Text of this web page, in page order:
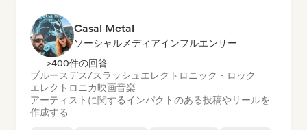
Casal Metal
ソーシャルメディアインフルエンサー
>400件の回答
ブルースデス/スラッシュ エレクトロニック・ロック
エレクトロニカ映画音楽
アーティストに関するインパクトのある投稿やリールを
作成する